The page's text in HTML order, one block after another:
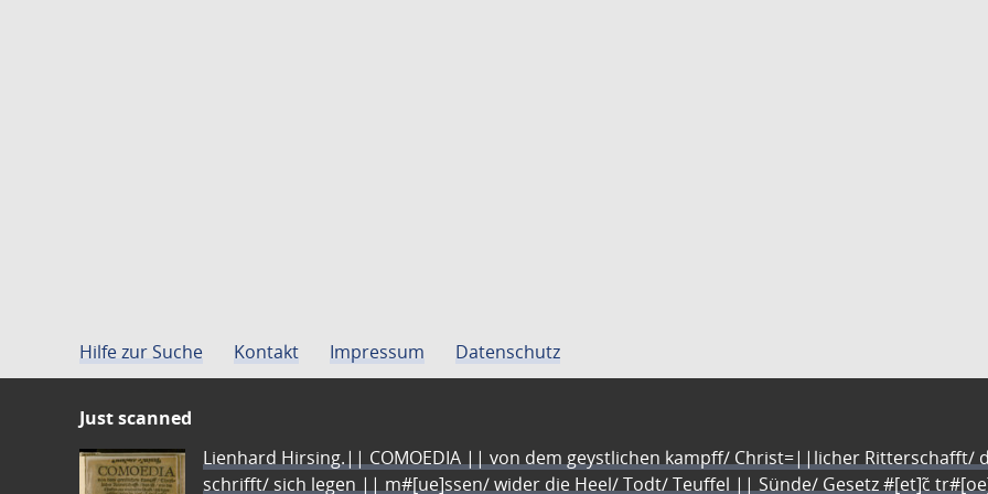
Hilfe zur Suche Kontakt Impressum Datenschutz
Just scanned
Lienhard Hirsing.|| COMOEDIA || von dem geystlichen kampff/ Christ=||licher Ritterschafft/
schrifft/ sich legen || m#[ue]ssen/ wider die Heel/ Todt/ Teuffel || Sünde/ Gesetz #[et]c̃